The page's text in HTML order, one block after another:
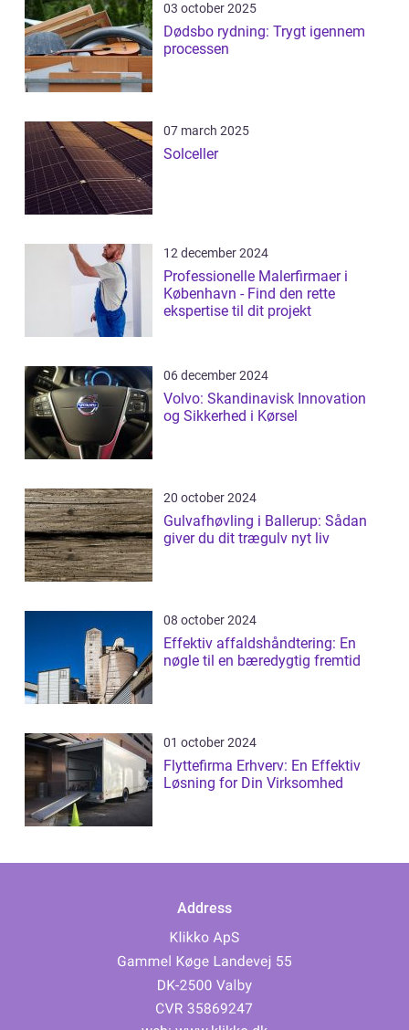
03 october 2025
Dødsbo rydning: Trygt igennem
processen
07 march 2025
Solceller
12 december 2024
Professionelle Malerfirmaer i
København - Find den rette
ekspertise til dit projekt
06 december 2024
Volvo: Skandinavisk Innovation
og Sikkerhed i Kørsel
20 october 2024
Gulvafhøvling i Ballerup: Sådan
giver du dit trægulv nyt liv
08 october 2024
Effektiv affaldshåndtering: En
nøgle til en bæredygtig fremtid
01 october 2024
Flyttefirma Erhverv: En Effektiv
Løsning for Din Virksomhed
Address